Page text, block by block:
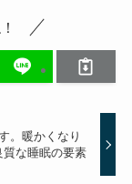
。暖かくなり
質な睡眠の要素